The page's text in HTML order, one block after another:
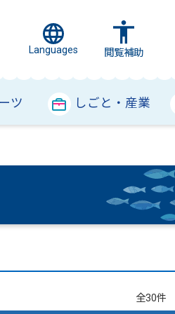
Languages 閲覧補助
ツ しごと・産業
全30件